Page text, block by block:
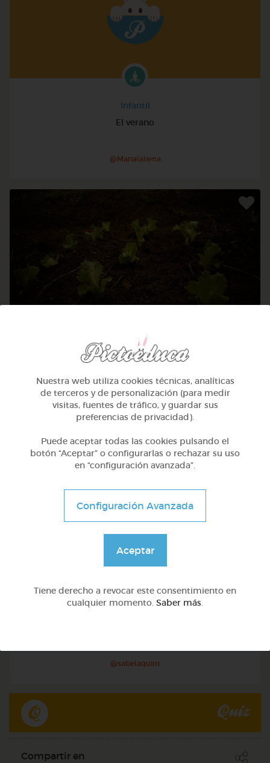
Infantil
El verano
@Marialaliena
Infantil
@josecarlosgomez
@sabelaquint
Quiz
Compartir en
Nuestra web utiliza cookies técnicas, analíticas
de terceros y de personalización (para medir
visitas, fuentes de tráfico, y guardar sus
preferencias de privacidad).
Puede aceptar todas las cookies pulsando el
botón “Aceptar” o configurarlas o rechazar su uso
en “configuración avanzada”.
Configuración Avanzada
Aceptar
Tiene derecho a revocar este consentimiento en
cualquier momento. Saber más.